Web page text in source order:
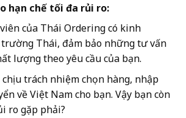
hạn chế tối đa rủi ro:
của Thái Ordering có kinh
Thái, đảm bảo những tư vấn
lượng theo yêu cầu của bạn.
trách nhiệm chọn hàng, nhập
về Việt Nam cho bạn. Vậy bạn còn
ro gặp phải?